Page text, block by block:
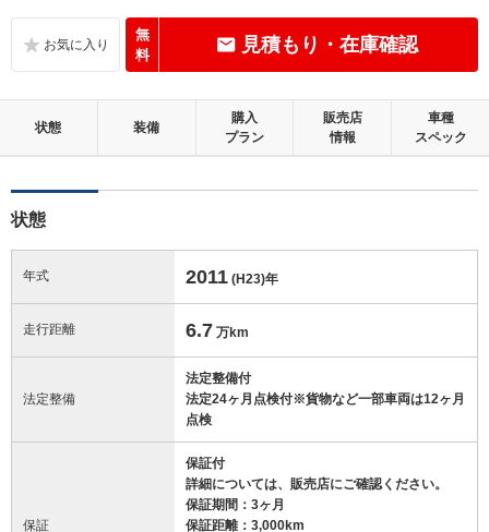
無
料
見積もり・在庫確認
状態 装備
購入
プラン
販売店
情報
車種
スペック
状態
年式 2011 (H23)年
走行距離 6.7 万km
法定整備
法定整備付
法定24ヶ月点検付※貨物など一部車両は12ヶ月
点検
保証
保証付
詳細については、販売店にご確認ください。
保証期間：3ヶ月
保証距離：3,000km